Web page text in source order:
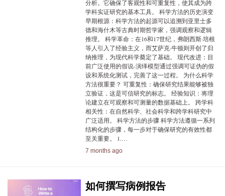
分析。它确保了客观性和可重复性，使其成为跨
学科实证研究的基本工具。 科学方法的历史演变
早期根源：科学方法的起源可以追溯到亚里士多
德和海什木等古典时期哲学家，强调观察和逻辑
推理。 科学革命：在16和17世纪，弗朗西斯·培根
等人引入了经验主义，而艾萨克·牛顿则开创了归
纳推理，为现代科学奠定了基础。 现代改进：目
前广泛使用的假说-演绎模型通过强调可证伪的假
设和系统化测试，完善了这一过程。 为什么科学
方法很重要？ 可重复性：确保研究结果能够被独
立验证，这是可信研究的标志。 经验知识：将理
论建立在可观察和可测量的数据基础上。 跨学科
相关性：在自然科学、社会科学和跨学科研究中
广泛适用。 科学方法的步骤 科学方法遵循一系列
结构化的步骤，每一步对于确保研究的有效性都
至关重要。 1.…
7 months ago
如何撰写病例报告